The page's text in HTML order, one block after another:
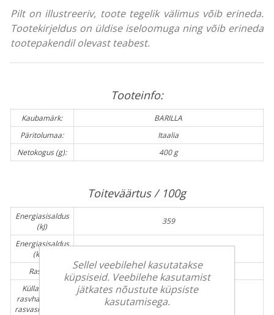
Pilt on illustreeriv, toote tegelik välimus võib erineda.
Tootekirjeldus on üldise iseloomuga ning võib erineda
tootepakendil olevast teabest.
Tooteinfo:
Kaubamärk:
BARILLA
Päritolumaa:
Itaalia
Netokogus (g):
400 g
Toiteväärtus / 100g
Energiasisaldus
(kJ)
359
Energiasisaldus
(kcal)
86
Rasv (g)
4
Küllastunud
rasvhapped (g)
rasvasisalduses
1
Sellel veebilehel kasutatakse
küpsiseid. Veebilehe kasutamist
jätkates nõustute küpsiste
kasutamisega.